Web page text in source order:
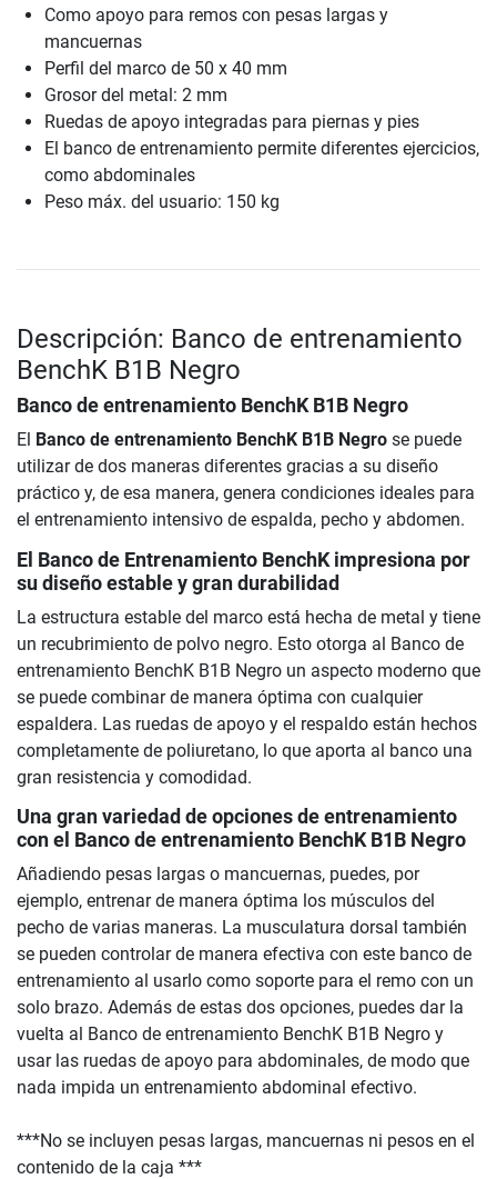
Como apoyo para remos con pesas largas y
mancuernas
Perfil del marco de 50 x 40 mm
Grosor del metal: 2 mm
Ruedas de apoyo integradas para piernas y pies
El banco de entrenamiento permite diferentes ejercicios,
como abdominales
Peso máx. del usuario: 150 kg
Descripción: Banco de entrenamiento
BenchK B1B Negro
Banco de entrenamiento BenchK B1B Negro
El Banco de entrenamiento BenchK B1B Negro se puede
utilizar de dos maneras diferentes gracias a su diseño
práctico y, de esa manera, genera condiciones ideales para
el entrenamiento intensivo de espalda, pecho y abdomen.
El Banco de Entrenamiento BenchK impresiona por
su diseño estable y gran durabilidad
La estructura estable del marco está hecha de metal y tiene
un recubrimiento de polvo negro. Esto otorga al Banco de
entrenamiento BenchK B1B Negro un aspecto moderno que
se puede combinar de manera óptima con cualquier
espaldera. Las ruedas de apoyo y el respaldo están hechos
completamente de poliuretano, lo que aporta al banco una
gran resistencia y comodidad.
Una gran variedad de opciones de entrenamiento
con el Banco de entrenamiento BenchK B1B Negro
Añadiendo pesas largas o mancuernas, puedes, por
ejemplo, entrenar de manera óptima los músculos del
pecho de varias maneras. La musculatura dorsal también
se pueden controlar de manera efectiva con este banco de
entrenamiento al usarlo como soporte para el remo con un
solo brazo. Además de estas dos opciones, puedes dar la
vuelta al Banco de entrenamiento BenchK B1B Negro y
usar las ruedas de apoyo para abdominales, de modo que
nada impida un entrenamiento abdominal efectivo.
***No se incluyen pesas largas, mancuernas ni pesos en el
contenido de la caja ***